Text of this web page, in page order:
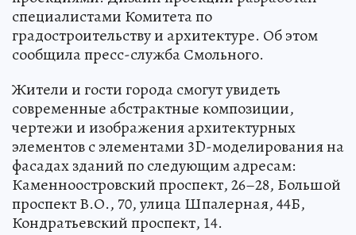
специалистами Комитета по
градостроительству и архитектуре. Об этом
сообщила пресс-служба Смольного.
Жители и гости города смогут увидеть
современные абстрактные композиции,
чертежи и изображения архитектурных
элементов с элементами 3D-моделирования на
фасадах зданий по следующим адресам:
Каменноостровский проспект, 26–28, Большой
проспект В.О., 70, улица Шпалерная, 44Б,
Кондратьевский проспект, 14.